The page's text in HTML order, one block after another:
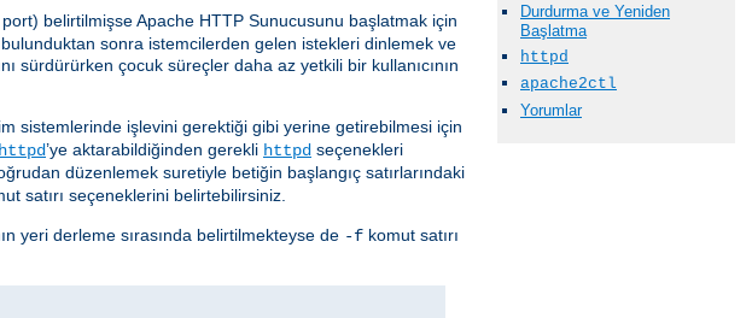
Durdurma ve Yeniden
Başlatma
httpd
apache2ctl
Yorumlar
belirtilmişse Apache HTTP Sunucusunu başlatmak için
bulunduktan sonra istemcilerden gelen istekleri dinlemek ve
sürdürürken çocuk süreçler daha az yetkili bir kullanıcının
sistemlerinde işlevini gerektiği gibi yerine getirebilmesi için
httpd’ye aktarabildiğinden gerekli httpd seçenekleri
düzenlemek suretiyle betiğin başlangıç satırlarındaki
satırı seçeneklerini belirtebilirsiniz.
yeri derleme sırasında belirtilmekteyse de -f komut satırı